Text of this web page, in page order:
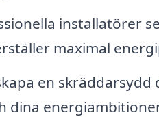
installatörer
maximal
en
dina